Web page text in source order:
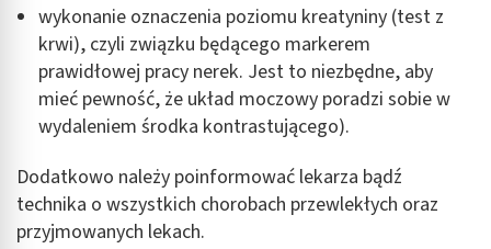
wykonanie oznaczenia poziomu kreatyniny (test z
krwi), czyli związku będącego markerem
prawidłowej pracy nerek. Jest to niezbędne, aby
mieć pewność, że układ moczowy poradzi sobie w
wydaleniem środka kontrastującego).
Dodatkowo należy poinformować lekarza bądź
technika o wszystkich chorobach przewlekłych oraz
przyjmowanych lekach.